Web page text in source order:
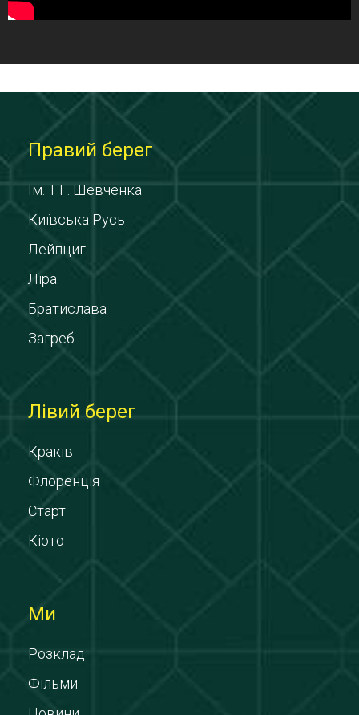
Правий берег
Ім. Т.Г. Шевченка
Київська Русь
Лейпциг
Ліра
Братислава
Загреб
Лівий берег
Краків
Флоренція
Старт
Кіото
Ми
Розклад
Фільми